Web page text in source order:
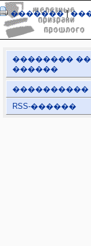
�������|
��������
������
����������
RSS-������